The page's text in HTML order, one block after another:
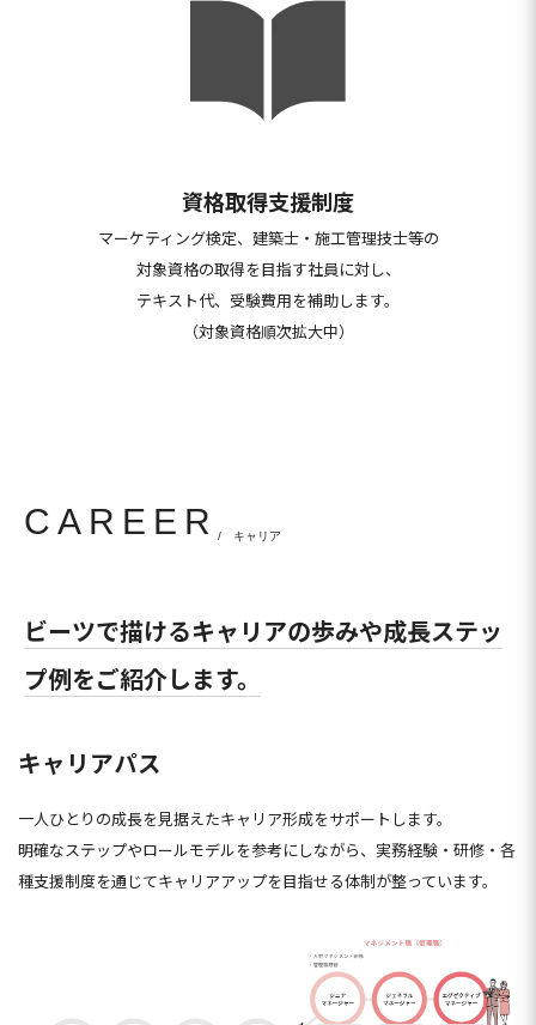
資格取得支援制度
マーケティング検定、建築士・施工管理技士等の
対象資格の取得を目指す社員に対し、
テキスト代、受験費用を補助します。
（対象資格順次拡大中）
CAREER / キャリア
ビーツで描けるキャリアの歩みや成長ステッ
プ例をご紹介します。
キャリアパス
一人ひとりの成長を見据えたキャリア形成をサポートします。
明確なステップやロールモデルを参考にしながら、実務経験・研修・各
種支援制度を通じてキャリアアップを目指せる体制が整っています。